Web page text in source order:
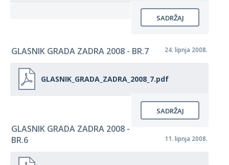
SADRŽAJ
GLASNIK GRADA ZADRA 2008 - BR.7 24. lipnja 2008.
GLASNIK_GRADA_ZADRA_2008_7.pdf
SADRŽAJ
GLASNIK GRADA ZADRA 2008 -
BR.6
11. lipnja 2008.